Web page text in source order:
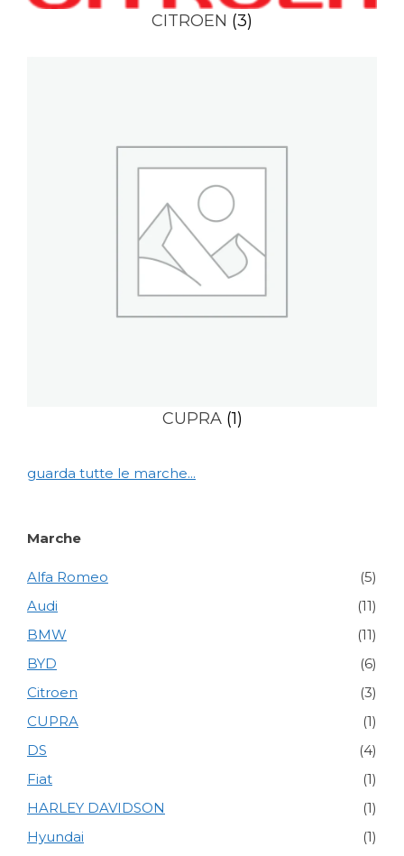
CITROEN (3)
CUPRA (1)
guarda tutte le marche...
Marche
Alfa Romeo
(5)
Audi
(11)
BMW
(11)
BYD
(6)
Citroen
(3)
CUPRA
(1)
DS
(4)
Fiat
(1)
HARLEY DAVIDSON
(1)
Hyundai
(1)